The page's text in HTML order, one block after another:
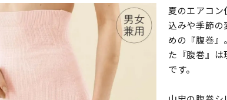
夏のエアコン
込みや季節の
めの『腹巻』
た『腹巻』は
です。